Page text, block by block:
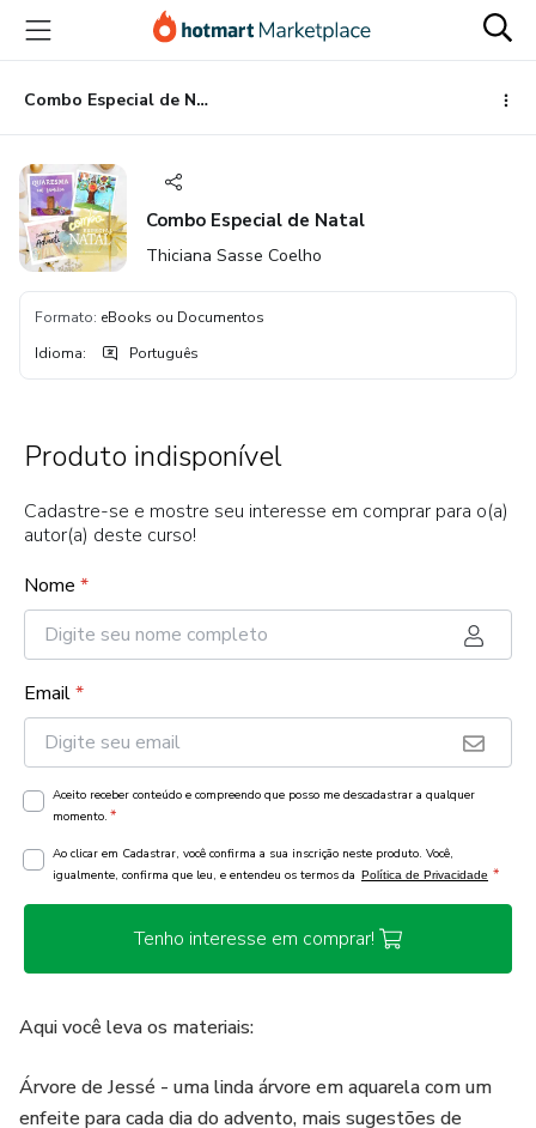
para
conteúdo
principal
para
pagamento
para
rodapé
Combo Especial de Natal
Combo Especial de Natal
Thiciana Sasse Coelho
Formato: eBooks ou Documentos
Idioma: Português
Produto indisponível
Cadastre-se e mostre seu interesse em comprar para o(a)
autor(a) deste curso!
Nome *
Email*
Aceito receber conteúdo e compreendo que posso me descadastrar a qualquer
momento. *
Ao clicar em Cadastrar, você confirma a sua inscrição neste produto. Você,
igualmente, confirma que leu, e entendeu os termos da Política de Privacidade *
Tenho interesse em comprar!
Aqui você leva os materiais:
Árvore de Jessé - uma linda árvore em aquarela com um
enfeite para cada dia do advento, mais sugestões de